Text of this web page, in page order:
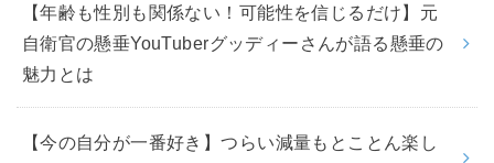
【年齢も性別も関係ない！可能性を信じるだけ】元
自衛官の懸垂YouTuberグッディーさんが語る懸垂の
魅力とは
【今の自分が一番好き】つらい減量もとことん楽し